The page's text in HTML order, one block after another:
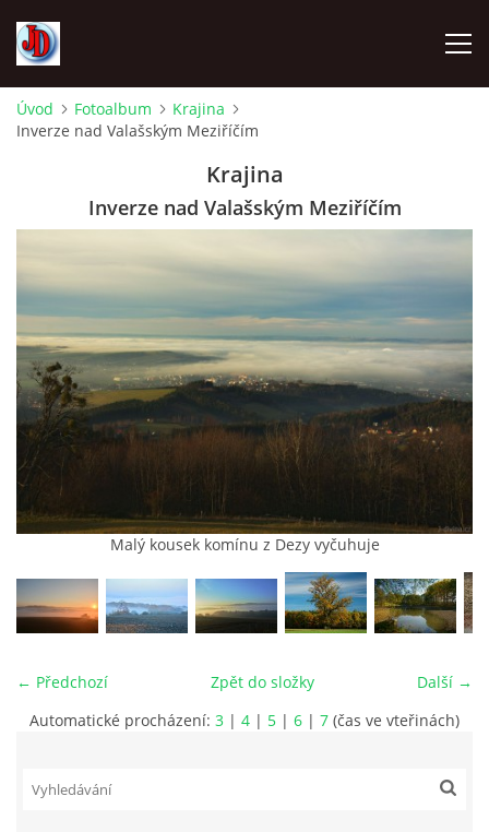
ÚVOD
TECHNIKA
Z CEST
NÁVŠTĚVNÍ KNIHA
OSTRAVICE SRAZY
vm24@atlas.cz
Úvod Fotoalbum
Krajina
Inverze nad Valašským Meziříčím
Krajina
Inverze nad Valašským Meziříčím
Malý kousek komínu z Dezy vyčuhuje
← Předchozí Další →
Zpět do složky
Automatické procházení: 3 | 4 | 5 | 6 | 7 (čas ve vteřinách)